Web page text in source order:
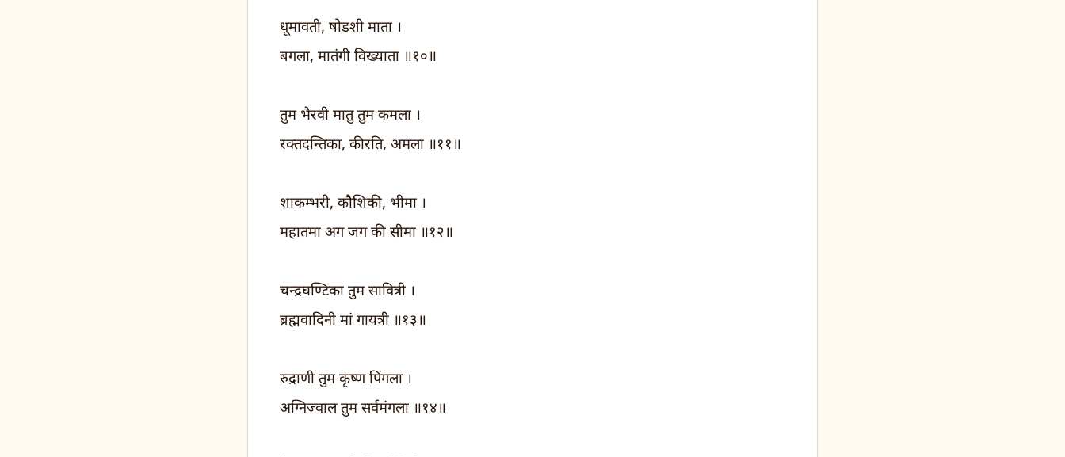
धूमावती, षोडशी माता ।
बगला, मातंगी विख्याता ॥१०॥
तुम भैरवी मातु तुम कमला ।
रक्तदन्तिका, कीरति, अमला ॥११॥
शाकम्भरी, कौशिकी, भीमा ।
महातमा अग जग की सीमा ॥१२॥
चन्द्रघण्टिका तुम सावित्री ।
ब्रह्मवादिनी मां गायत्री ॥१३॥
रुद्राणी तुम कृष्ण पिंगला ।
अग्निज्वाल तुम सर्वमंगला ॥१४॥